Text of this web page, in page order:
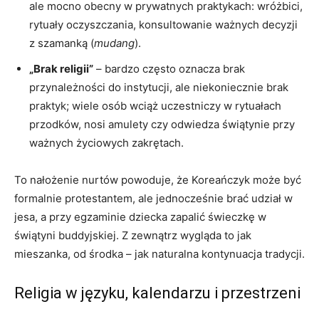
ale mocno obecny w prywatnych praktykach: wróżbici,
rytuały oczyszczania, konsultowanie ważnych decyzji
z szamanką (mudang).
„Brak religii” – bardzo często oznacza brak
przynależności do instytucji, ale niekoniecznie brak
praktyk; wiele osób wciąż uczestniczy w rytuałach
przodków, nosi amulety czy odwiedza świątynie przy
ważnych życiowych zakrętach.
To nałożenie nurtów powoduje, że Koreańczyk może być
formalnie protestantem, ale jednocześnie brać udział w
jesa, a przy egzaminie dziecka zapalić świeczkę w
świątyni buddyjskiej. Z zewnątrz wygląda to jak
mieszanka, od środka – jak naturalna kontynuacja tradycji.
Religia w języku, kalendarzu i przestrzeni